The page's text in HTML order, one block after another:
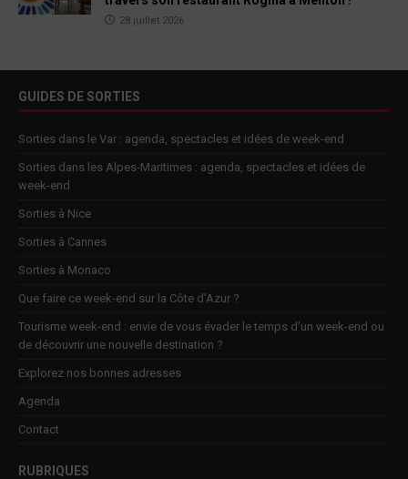
28 juillet 2026
GUIDES DE SORTIES
Sorties dans le Var : agenda, spectacles et idées de week-end
Sorties dans les Alpes-Maritimes : agenda, spectacles et idées de
week-end
Sorties à Nice
Sorties à Cannes
Sorties à Monaco
Que faire ce week-end sur la Côte d’Azur ?
Tourisme week-end : envie de vous évader le temps d’un week-end ou
de découvrir une nouvelle destination ?
Explorez nos bonnes adresses
Agenda
Contact
RUBRIQUES